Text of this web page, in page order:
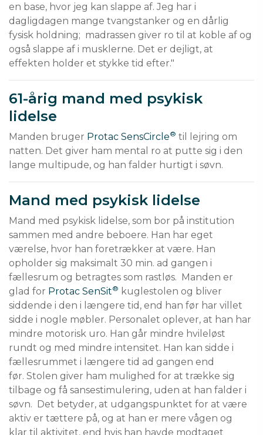
en base, hvor jeg kan slappe af. Jeg har i
dagligdagen mange tvangstanker og en dårlig
fysisk holdning;  madrassen giver ro til at koble af og
også slappe af i musklerne. Det er dejligt, at
effekten holder et stykke tid efter."
61-årig mand med psykisk
lidelse
Manden bruger Protac SensCircle® til lejring om
natten. Det giver ham mental ro at putte sig i den
lange multipude, og han falder hurtigt i søvn.
Mand med psykisk lidelse
Mand med psykisk lidelse, som bor på institution
sammen med andre beboere. Han har eget
værelse, hvor han foretrækker at være. Han
opholder sig maksimalt 30 min. ad gangen i
fællesrum og betragtes som rastløs.  Manden er
glad for Protac SenSit® kuglestolen og bliver
siddende i den i længere tid, end han før har villet
sidde i nogle møbler. Personalet oplever, at han har
mindre motorisk uro. Han går mindre hvileløst
rundt og med mindre intensitet. Han kan sidde i
fællesrummet i længere tid ad gangen end
før. Stolen giver ham mulighed for at trække sig
tilbage og få sansestimulering, uden at han falder i
søvn.  Det betyder, at udgangspunktet for at være
aktiv er tættere på, og at han er mere vågen og
klar til aktivitet, end hvis han havde modtaget